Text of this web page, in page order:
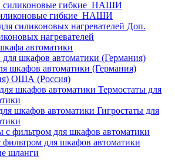
гибкие_НАШИ
Доп.
нагревателей
автоматики
шкафов автоматики (Германия)
ОША (Россия)
Термостаты для
Гигростаты для
для шкафов автоматики
шланги